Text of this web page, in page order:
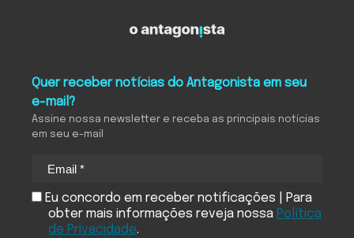
Quer receber notícias do Antagonista em seu
e-mail?
Assine nossa newsletter e receba as principais notícias
em seu e-mail
Eu concordo em receber notificações | Para
obter mais informações reveja nossa Política
de Privacidade.